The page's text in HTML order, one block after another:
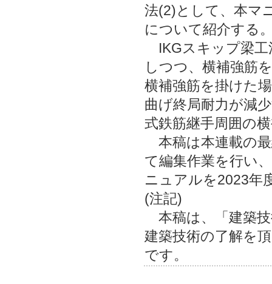
法(2)として、本マ
について紹介する
IKGスキップ梁工
しつつ、横補強筋
横補強筋を掛けた
曲げ終局耐力が減
式鉄筋継手周囲の
本稿は本連載の
て編集作業を行い
ニュアルを2023年
(注記)
本稿は、「建築
建築技術の了解を
です。